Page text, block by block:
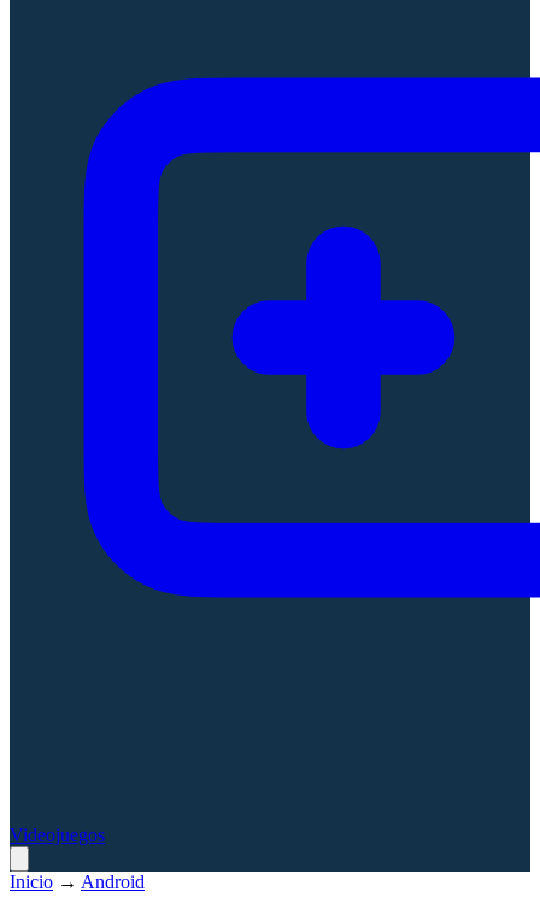
Videojuegos
Inicio → Android